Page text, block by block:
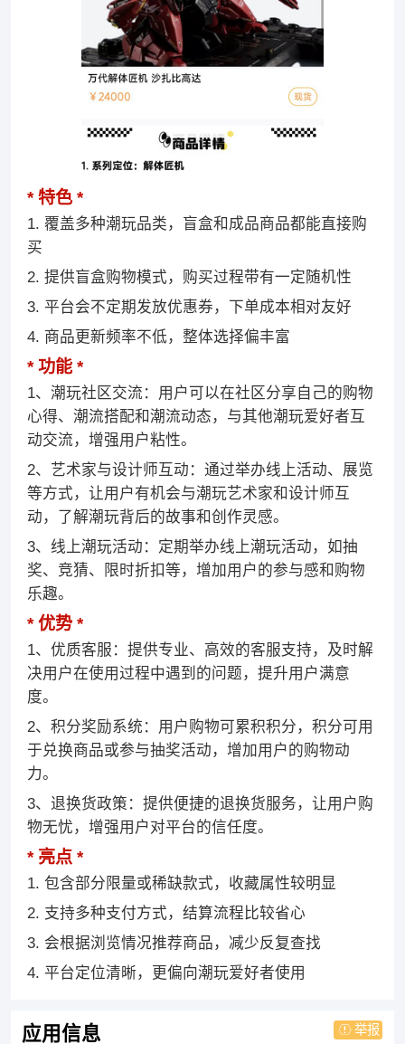
特色
1. 覆盖多种潮玩品类，盲盒和成品商品都能直接购
买
2. 提供盲盒购物模式，购买过程带有一定随机性
3. 平台会不定期发放优惠券，下单成本相对友好
4. 商品更新频率不低，整体选择偏丰富
功能
1、潮玩社区交流：用户可以在社区分享自己的购物
心得、潮流搭配和潮流动态，与其他潮玩爱好者互
动交流，增强用户粘性。
2、艺术家与设计师互动：通过举办线上活动、展览
等方式，让用户有机会与潮玩艺术家和设计师互
动，了解潮玩背后的故事和创作灵感。
3、线上潮玩活动：定期举办线上潮玩活动，如抽
奖、竞猜、限时折扣等，增加用户的参与感和购物
乐趣。
优势
1、优质客服：提供专业、高效的客服支持，及时解
决用户在使用过程中遇到的问题，提升用户满意
度。
2、积分奖励系统：用户购物可累积积分，积分可用
于兑换商品或参与抽奖活动，增加用户的购物动
力。
3、退换货政策：提供便捷的退换货服务，让用户购
物无忧，增强用户对平台的信任度。
亮点
1. 包含部分限量或稀缺款式，收藏属性较明显
2. 支持多种支付方式，结算流程比较省心
3. 会根据浏览情况推荐商品，减少反复查找
4. 平台定位清晰，更偏向潮玩爱好者使用
应用信息 举报